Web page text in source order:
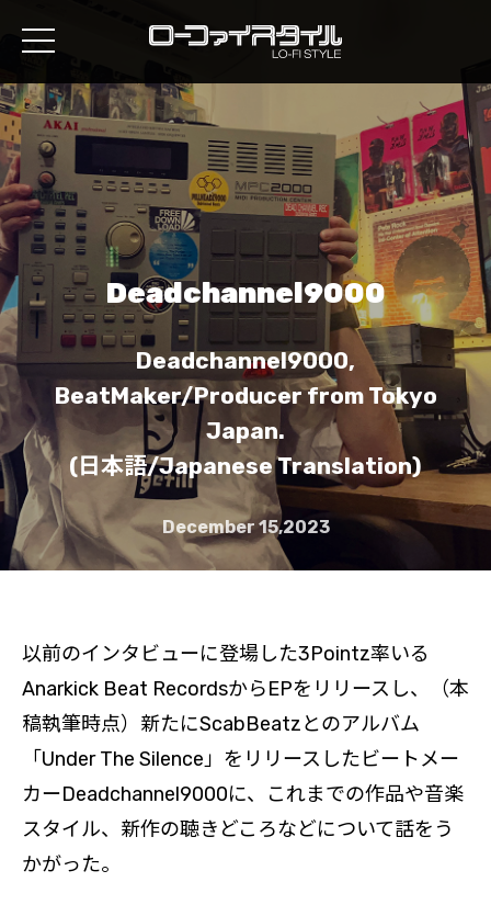
Deadchannel9000
Deadchannel9000,
BeatMaker/Producer from Tokyo
Japan.
(日本語/Japanese Translation)
December 15,2023
以前のインタビューに登場した3Pointz率いる
Anarkick Beat RecordsからEPをリリースし、（本
稿執筆時点）新たにScabBeatzとのアルバム
「Under The Silence」をリリースしたビートメー
カーDeadchannel9000に、これまでの作品や音楽
スタイル、新作の聴きどころなどについて話をう
かがった。